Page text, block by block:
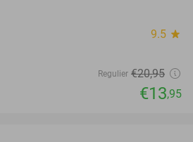
9.5 star
Regulier €20,95
€13,95